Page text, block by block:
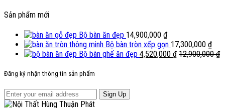
Sản phẩm mới
Bộ bàn ăn đẹp 14,900,000 ₫
Bộ bàn tròn xếp gọn 17,300,000 ₫
Bộ bàn ghế ăn đẹp 4,520,000 ₫ 12,900,000₫
Đăng ký nhận thông tin sản phẩm
Sign Up